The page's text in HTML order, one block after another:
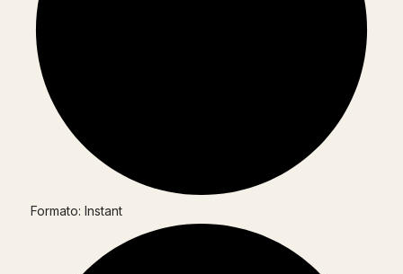
Formato: Instant